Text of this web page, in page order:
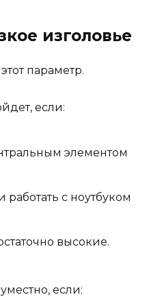
изголовье
параметр.
если:
элементом
с ноутбуком
высокие.
если: